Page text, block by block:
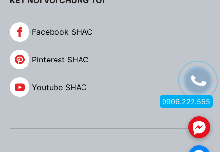
Facebook SHAC
Pinterest SHAC
Youtube SHAC
.
0906.222.555